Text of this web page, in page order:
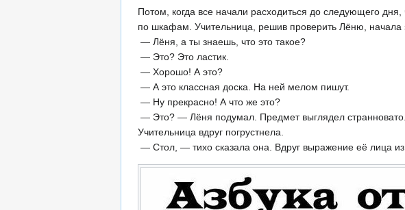
Потом, когда все начали расходиться до следующего
по шкафам. Учительница, решив проверить Лёню, начала
— Лёня, а ты знаешь, что это такое?
— Это? Это ластик.
— Хорошо! А это?
— А это классная доска. На ней мелом пишут.
— Ну прекрасно! А что же это?
— Это? — Лёня подумал. Предмет выглядел
Учительница вдруг погрустнела.
— Стол, — тихо сказала она. Вдруг выражение её лица